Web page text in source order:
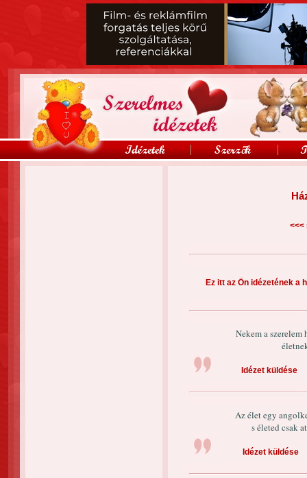
<<<
Ez itt az Ön idézetének a
Nekem a szerelem
Idézet küldése
Az élet egy
s életed csak
Idézet küldése